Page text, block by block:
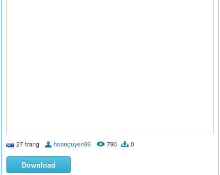
27 trang hoanguyen99 790 0
Download